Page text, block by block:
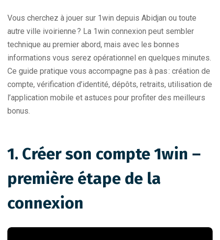
Vous cherchez à jouer sur 1win depuis Abidjan ou toute
autre ville ivoirienne ? La 1win connexion peut sembler
technique au premier abord, mais avec les bonnes
informations vous serez opérationnel en quelques minutes.
Ce guide pratique vous accompagne pas à pas : création de
compte, vérification d’identité, dépôts, retraits, utilisation de
l’application mobile et astuces pour profiter des meilleurs
bonus.
1. Créer son compte 1win –
première étape de la
connexion